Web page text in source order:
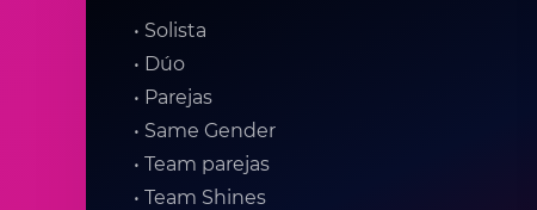
• Solista
• Dúo
• Parejas
• Same Gender
• Team parejas
• Team Shines